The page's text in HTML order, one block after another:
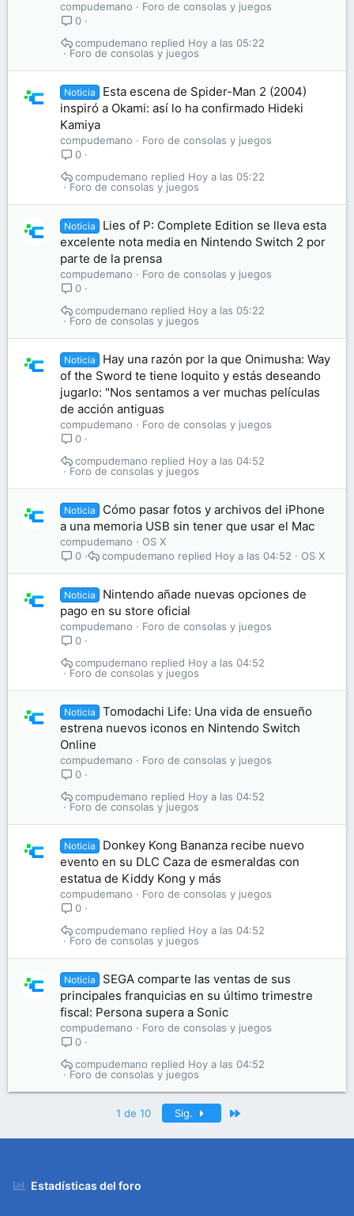
compudemano
Foro de consolas y juegos
0
Foro de consolas y juegos
Hoy a las 05:22
compudemano
Noticia
Esta escena de Spider-Man 2 (2004)
inspiró a Okami: así lo ha confirmado Hideki
Kamiya
compudemano
Foro de consolas y juegos
0
Foro de consolas y juegos
Hoy a las 05:22
compudemano
Noticia
Lies of P: Complete Edition se lleva esta
excelente nota media en Nintendo Switch 2 por
parte de la prensa
compudemano
Foro de consolas y juegos
0
Foro de consolas y juegos
Hoy a las 05:22
compudemano
Noticia
Hay una razón por la que Onimusha: Way
of the Sword te tiene loquito y estás deseando
jugarlo: "Nos sentamos a ver muchas películas
de acción antiguas
compudemano
Foro de consolas y juegos
0
Foro de consolas y juegos
Hoy a las 04:52
compudemano
Noticia
Cómo pasar fotos y archivos del iPhone
a una memoria USB sin tener que usar el Mac
compudemano
OS X
0
OS X
Hoy a las 04:52
compudemano
Noticia
Nintendo añade nuevas opciones de
pago en su store oficial
compudemano
Foro de consolas y juegos
0
Foro de consolas y juegos
Hoy a las 04:52
compudemano
Noticia
Tomodachi Life: Una vida de ensueño
estrena nuevos iconos en Nintendo Switch
Online
compudemano
Foro de consolas y juegos
0
Foro de consolas y juegos
Hoy a las 04:52
compudemano
Noticia
Donkey Kong Bananza recibe nuevo
evento en su DLC Caza de esmeraldas con
estatua de Kiddy Kong y más
compudemano
Foro de consolas y juegos
0
Foro de consolas y juegos
Hoy a las 04:52
compudemano
Noticia
SEGA comparte las ventas de sus
principales franquicias en su último trimestre
fiscal: Persona supera a Sonic
compudemano
Foro de consolas y juegos
0
Foro de consolas y juegos
Hoy a las 04:52
compudemano
1 de 10 Sig.
Estadísticas del foro